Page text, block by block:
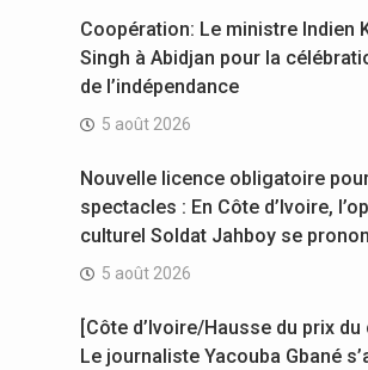
Coopération: Le ministre Indien
Singh à Abidjan pour la
de l’indépendance
5 août 2026
Nouvelle licence obligatoire
spectacles : En Côte d’Ivoire,
culturel Soldat Jahboy se
5 août 2026
[Côte d’Ivoire/Hausse du prix du
Le journaliste Yacouba Gbané